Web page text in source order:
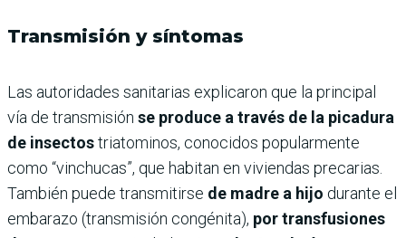
Transmisión y síntomas
Las autoridades sanitarias explicaron que la principal
vía de transmisión se produce a través de la picadura
de insectostriatominos, conocidos popularmente
como “vinchucas”, que habitan en viviendas precarias.
También puede transmitirse de madre a hijo durante el
embarazo (transmisión congénita), por transfusiones